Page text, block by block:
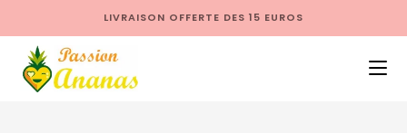
LIVRAISON OFFERTE DES 15 EUROS